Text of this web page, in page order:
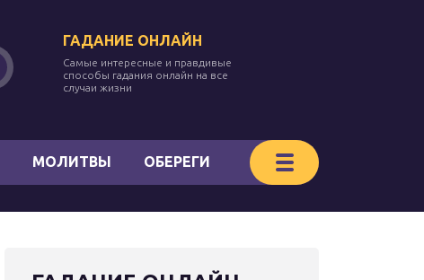
ГАДАНИЕ ОНЛАЙН
Самые интересные и правдивые
способы гадания онлайн на все
случаи жизни
МОЛИТВЫ ОБЕРЕГИ